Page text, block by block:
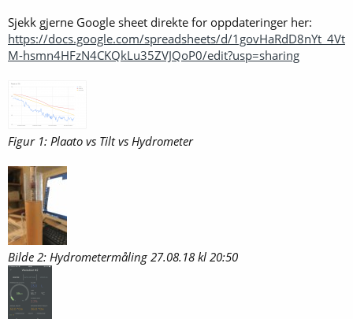
Sjekk gjerne Google sheet direkte for oppdateringer her:
https://docs.google.com/spreadsheets/d/1govHaRdD8nYt_4Vt
M-hsmn4HFzN4CKQkLu35ZVJQoP0/edit?usp=sharing
Figur 1: Plaato vs Tilt vs Hydrometer
Bilde 2: Hydrometermåling 27.08.18 kl 20:50